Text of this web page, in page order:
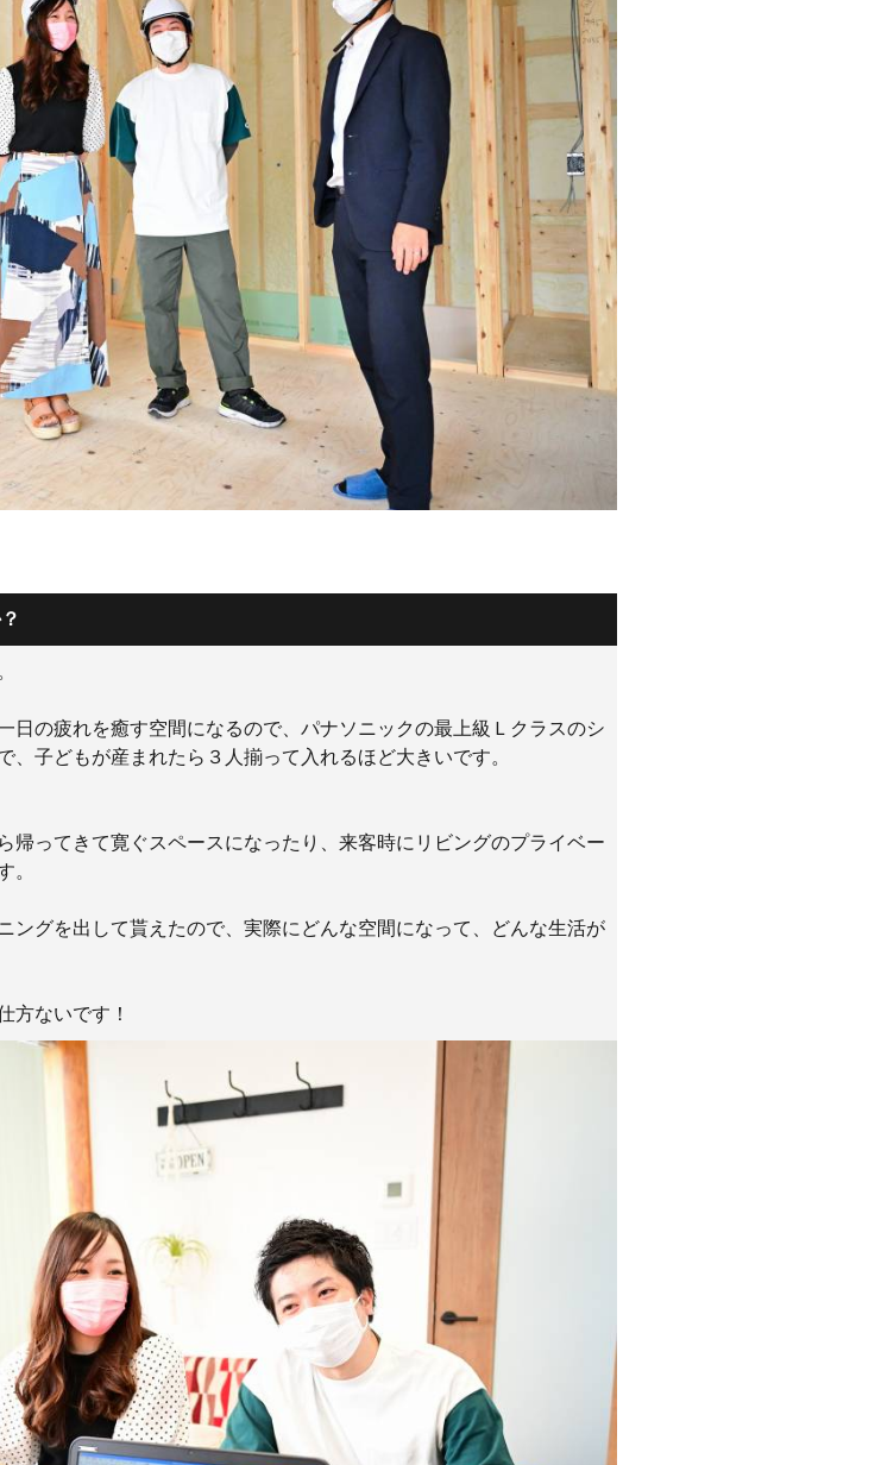
日の疲れを癒す空間になるので、パナソニックの最上級Ｌクラスのシ
子どもが産まれたら３人揃って入れるほど大きいです。
帰ってきて寛ぐスペースになったり、来客時にリビングのプライベー
。
ングを出して貰えたので、実際にどんな空間になって、どんな生活が
方ないです！